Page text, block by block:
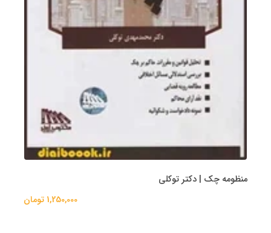
منظومه چک | دکتر توکلی
1,250,000 تومان